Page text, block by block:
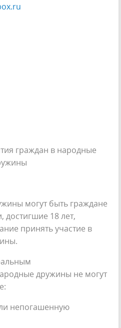
граждан в народные
могут быть граждане
достигшие 18 лет,
принять участие в
дружины не могут
непогашенную